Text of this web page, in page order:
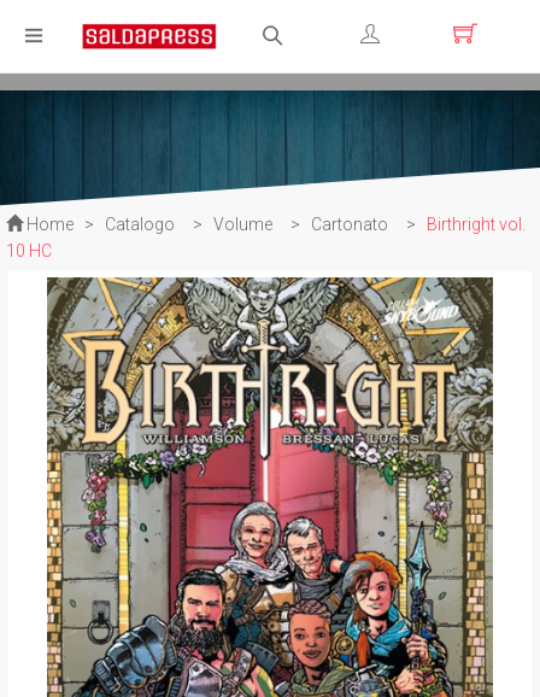
Registrati
Home > Catalogo > Volume > Cartonato >
Birthright vol.
10 HC